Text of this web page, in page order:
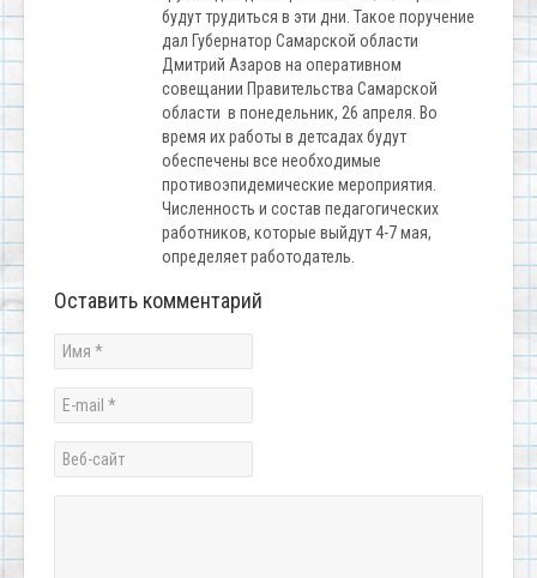
будут трудиться в эти дни. Такое поручение
дал Губернатор Самарской области
Дмитрий Азаров на оперативном
совещании Правительства Самарской
области в понедельник, 26 апреля. Во
время их работы в детсадах будут
обеспечены все необходимые
противоэпидемические мероприятия.
Численность и состав педагогических
работников, которые выйдут 4-7 мая,
определяет работодатель.
Оставить комментарий